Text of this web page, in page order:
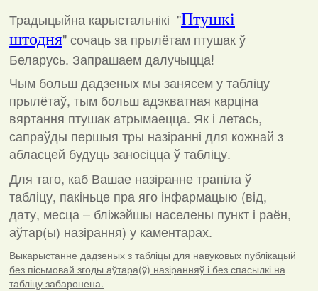
Традыцыйна карыстальнікі "Птушкі
штодня"сочаць за прылётам птушак ў
Беларусь. Запрашаем далучыцца!
Чым больш дадзеных мы занясем у табліцу
прылётаў, тым больш адэкватная карціна
вяртання птушак атрымаецца. Як і летась,
сапраўды першыя тры назіранні для кожнай з
абласцей будуць заносіцца ў табліцу.
Для таго, каб Вашае назіранне трапіла ў
табліцу, пакіньце пра яго інфармацыю (від,
дату, месца – бліжэйшы населены пункт і раён,
аўтар(ы) назірання) у каментарах.
Выкарыстанне дадзеных з табліцы для навуковых публікацый
без пісьмовай згоды аўтара(ў) назіранняў і без спасылкі на
табліцу забаронена.